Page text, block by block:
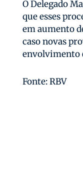
O Delegado
que esses
em aumento
caso novas
envolvimento
Fonte: RBV